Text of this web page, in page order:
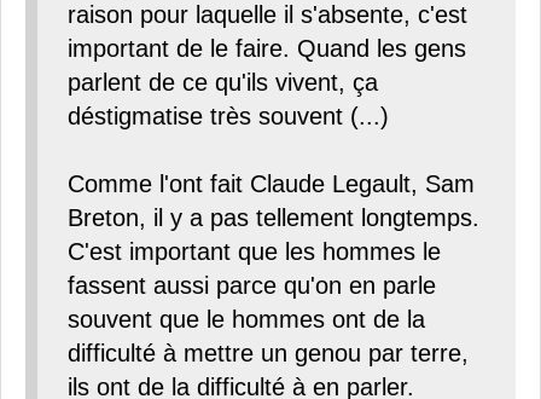
raison pour laquelle il s'absente, c'est
important de le faire. Quand les gens
parlent de ce qu'ils vivent, ça
déstigmatise très souvent (...)
Comme l'ont fait Claude Legault, Sam
Breton, il y a pas tellement longtemps.
C'est important que les hommes le
fassent aussi parce qu'on en parle
souvent que le hommes ont de la
difficulté à mettre un genou par terre,
ils ont de la difficulté à en parler.